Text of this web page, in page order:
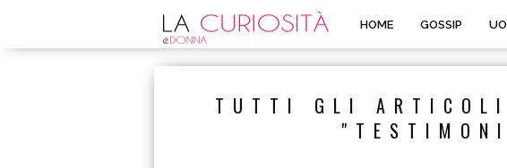
HOME GOSSIP
TUTTI GLI